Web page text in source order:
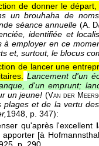
de donner le
un brouhaha de
séance annuelle (A.
identifiée et
à employer en ce
et, surtout, le blocus
de lancer une
Lancement d'un
d'un emprunt;
un jeune! (Van der
plages et de la vertu
1948, p. 347):
qu'après l'excellent
apporter [à